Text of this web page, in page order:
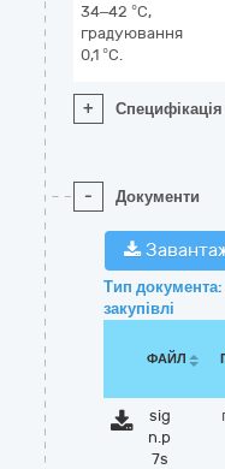
34–42 °C,
градуювання
0,1 °C.
+
- Документи
Тип
закупівлі
ФАЙЛ
sig
n.p
7s